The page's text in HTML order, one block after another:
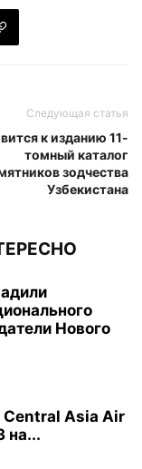
Следующая статья
к изданию 11-
томный каталог
зодчества
Узбекистана
Нового
Central Asia Air
на...